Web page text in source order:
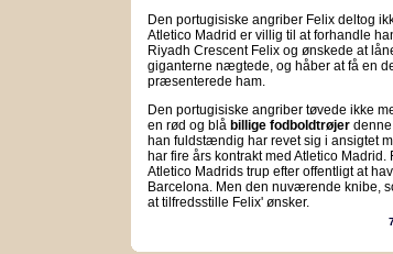
Den portugisiske angriber Felix deltog
Atletico Madrid er villig til at forhandle
Riyadh Crescent Felix og ønskede at
giganterne nægtede, og håber at få en
præsenterede ham.
Den portugisiske angriber tøvede ikke
en rød og blå billige fodboldtrøjer
han fuldstændig har revet sig i ansigtet
har fire års kontrakt med Atletico
Atletico Madrids trup efter offentligt at
Barcelona. Men den nuværende knibe,
at tilfredsstille Felix' ønsker.